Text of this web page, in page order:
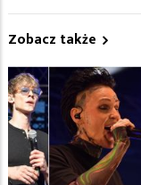
Zobacz także